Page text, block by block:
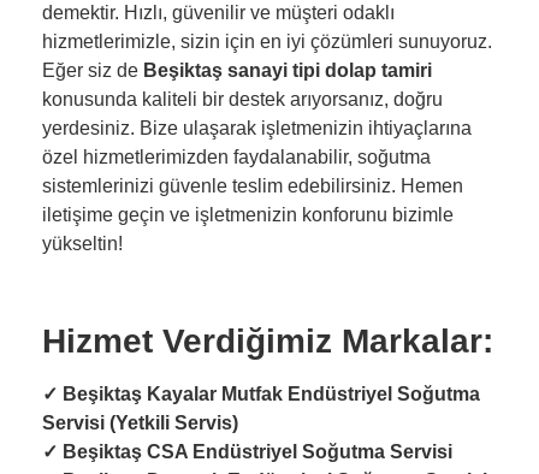
demektir. Hızlı, güvenilir ve müşteri odaklı
hizmetlerimizle, sizin için en iyi çözümleri sunuyoruz.
Eğer siz de Beşiktaş sanayi tipi dolap tamiri
konusunda kaliteli bir destek arıyorsanız, doğru
yerdesiniz. Bize ulaşarak işletmenizin ihtiyaçlarına
özel hizmetlerimizden faydalanabilir, soğutma
sistemlerinizi güvenle teslim edebilirsiniz. Hemen
iletişime geçin ve işletmenizin konforunu bizimle
yükseltin!
Hizmet Verdiğimiz Markalar:
✓ Beşiktaş Kayalar Mutfak Endüstriyel Soğutma
Servisi (Yetkili Servis)
✓ Beşiktaş CSA Endüstriyel Soğutma Servisi